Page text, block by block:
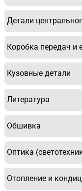
Детали
Коробка передач и
Кузовные детали
Литература
Обшивка
Оптика
Отопление и